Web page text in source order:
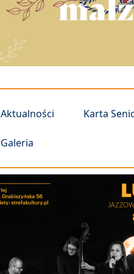
Aktualności Karta
Galeria